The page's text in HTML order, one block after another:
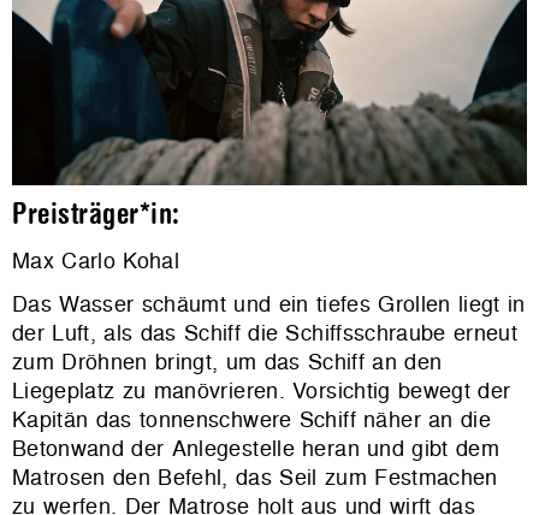
Preisträger*in:
Max Carlo Kohal
Das Wasser schäumt und ein tiefes Grollen liegt in
der Luft, als das Schiff die Schiffsschraube erneut
zum Dröhnen bringt, um das Schiff an den
Liegeplatz zu manövrieren. Vorsichtig bewegt der
Kapitän das tonnenschwere Schiff näher an die
Betonwand der Anlegestelle heran und gibt dem
Matrosen den Befehl, das Seil zum Festmachen
zu werfen. Der Matrose holt aus und wirft das